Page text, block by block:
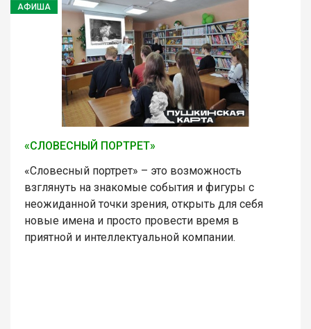
АФИША
«СЛОВЕСНЫЙ ПОРТРЕТ»
«Словесный портрет» – это возможность
взглянуть на знакомые события и фигуры с
неожиданной точки зрения, открыть для себя
новые имена и просто провести время в
приятной и интеллектуальной компании.